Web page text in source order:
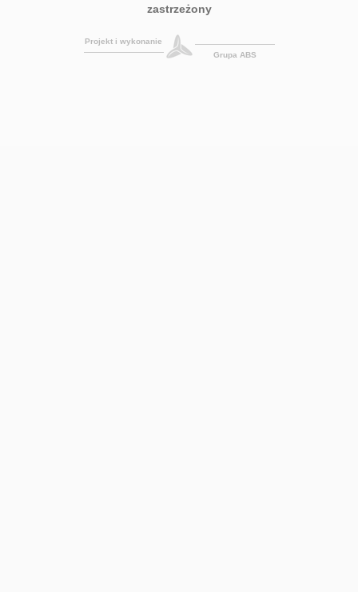
zastrzeżony
Projekt i wykonanie
Grupa ABS